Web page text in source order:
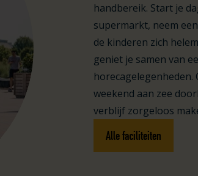
handbereik. Start je
supermarkt, neem
de kinderen zich
geniet je samen van
weekend aan zee
verblijf zorgeloos
Alle faciliteiten